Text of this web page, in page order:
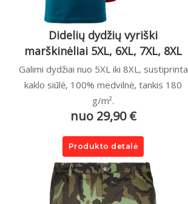
Didelių dydžių vyriški
marškinėliai 5XL, 6XL, 7XL, 8XL
Galimi dydžiai nuo 5XL iki 8XL, sustiprinta
kaklo siūlė, 100% medvilnė, tankis 180
g/m².
nuo 29,90 €
Produkto detalė